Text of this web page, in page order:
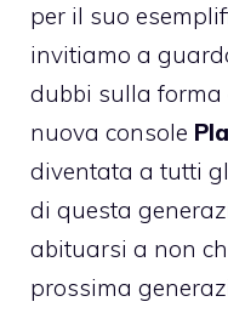
per il suo
invitiamo a
dubbi sulla
nuova console
diventata a tutti
di questa
abituarsi a non
prossima